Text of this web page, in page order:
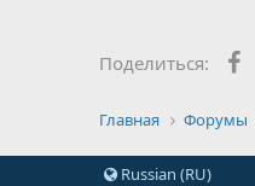
Поделиться:
Главная Форумы
Russian (RU)